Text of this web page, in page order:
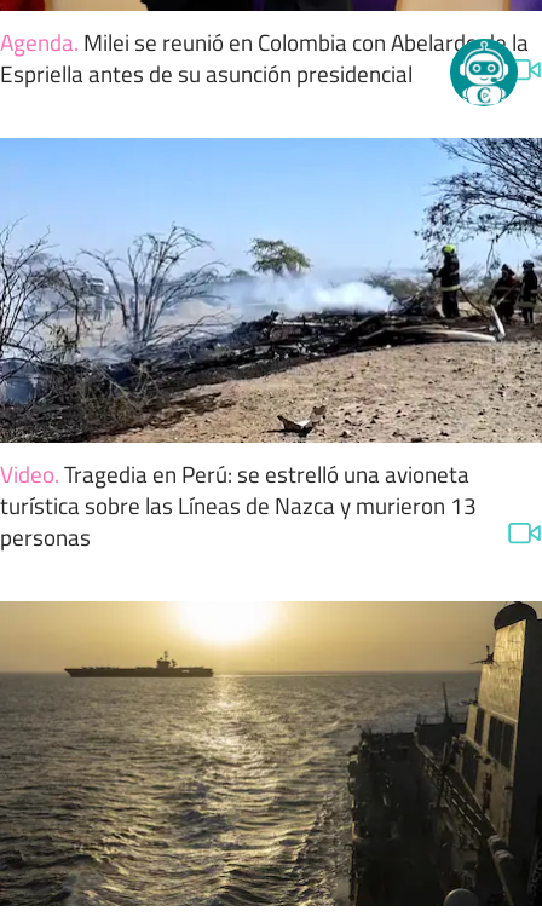
Agenda. Milei se reunió en Colombia con Abelardo de la
Espriella antes de su asunción presidencial
Video.Tragedia en Perú: se estrelló una avioneta
turística sobre las Líneas de Nazca y murieron 13
personas